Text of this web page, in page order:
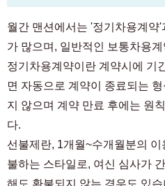
월간 맨션에서는 '정기차용계약
가 많으며, 일반적인 보통차용
정기차용계약이란 계약시에 기
면 자동으로 계약이 종료되는
지 않으며 계약 만료 후에는 원
다.
선불제란, 1개월~수개월분의 이
불하는 스타일로, 여신 심사가
해도 환불되지 않는 경우도 있습